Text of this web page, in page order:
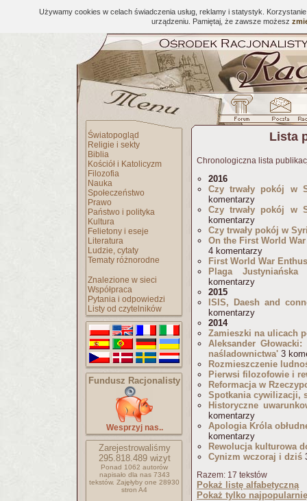
Używamy cookies w celach świadczenia usług, reklamy i statystyk.
urządzeniu. Pamiętaj, że zawsze możesz
Światopogląd
Religie i sekty
Biblia
Kościół i Katolicyzm
Filozofia
Nauka
Społeczeństwo
Prawo
Państwo i polityka
Kultura
Felietony i eseje
Literatura
Ludzie, cytaty
Tematy różnorodne
Znalezione w sieci
Współpraca
Pytania i odpowiedzi
Listy od czytelników
Fundusz Racjonalisty
Wesprzyj nas..
Zarejestrowaliśmy
295.818.489wizyt
Ponad 1062 autorów
napisało dla nas 7343
tekstów. Zajęłyby one 28930
stron A4
Lista
Chronologiczna lista
2016
Czy trwały pokój w
komentarzy
Czy trwały pokój w
komentarzy
Czy trwały pokój w
On the First World
4 komentarzy
First World War
Plaga
komentarzy
2015
ISIS, Daesh and
komentarzy
2014
Zamieszki na ulicach
Aleksander
naśladownictwa' 3
Rozmieszczenie
Pierwsi filozofowie i
Reformacja w
Spotkania cywilizacji,
Historyczne
komentarzy
Apologia Króla
komentarzy
Rewolucja kulturowa
Cynizm wczoraj i dziś
Razem: 17 tekstów
Pokaż listę alfabetyczną
Pokaż tylko